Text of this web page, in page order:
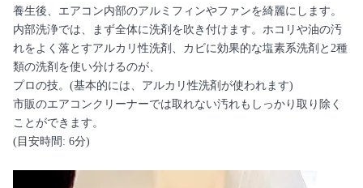
養生後、エアコン内部のアルミフィンやファンを綺麗にします。
内部洗浄では、まず全体に洗剤を吹き付けます。ホコリや油の汚
れをよく落とすアルカリ性洗剤、カビに効果的な塩素系洗剤と2種
類の洗剤を使い分けるのが、
プロの技。(基本的には、アルカリ性洗剤が使われます)
市販のエアコンクリーナーでは取れない汚れもしっかり取り除く
ことができます。
(目安時間: 6分)